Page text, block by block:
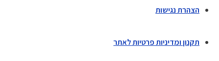
הצהרת נגישות
תקנון ומדיניות פרטיות לאתר